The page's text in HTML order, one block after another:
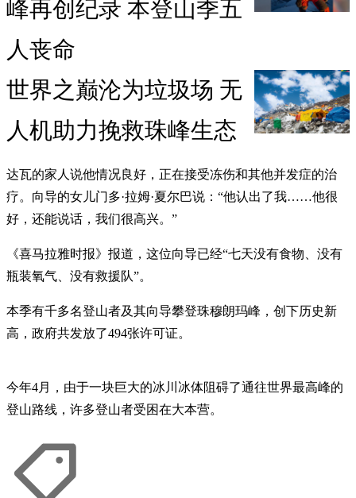
峰再创纪录 本登山季五
人丧命
世界之巅沦为垃圾场 无
人机助力挽救珠峰生态
达瓦的家人说他情况良好，正在接受冻伤和其他并发症的治
疗。向导的女儿门多·拉姆·夏尔巴说：“他认出了我……他很
好，还能说话，我们很高兴。”
《喜马拉雅时报》报道，这位向导已经“七天没有食物、没有
瓶装氧气、没有救援队”。
本季有千多名登山者及其向导攀登珠穆朗玛峰，创下历史新
高，政府共发放了494张许可证。
今年4月，由于一块巨大的冰川冰体阻碍了通往世界最高峰的
登山路线，许多登山者受困在大本营。